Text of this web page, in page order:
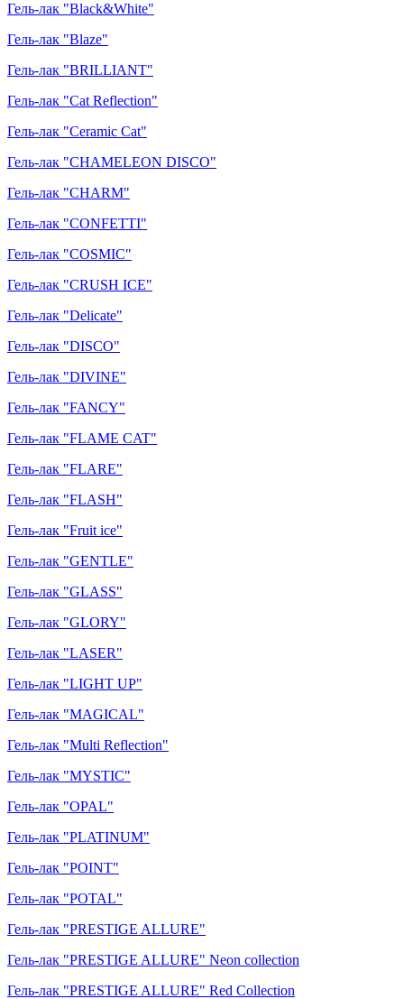
Гель-лак "Black&White"
Гель-лак "Blaze"
Гель-лак "BRILLIANT"
Гель-лак "Cat Reflection"
Гель-лак "Ceramic Cat"
Гель-лак "CHAMELEON DISCO"
Гель-лак "CHARM"
Гель-лак "CONFETTI"
Гель-лак "COSMIC"
Гель-лак "CRUSH ICE"
Гель-лак "Delicate"
Гель-лак "DISCO"
Гель-лак "DIVINE"
Гель-лак "FANCY"
Гель-лак "FLAME CAT"
Гель-лак "FLARE"
Гель-лак "FLASH"
Гель-лак "Fruit ice"
Гель-лак "GENTLE"
Гель-лак "GLASS"
Гель-лак "GLORY"
Гель-лак "LASER"
Гель-лак "LIGHT UP"
Гель-лак "MAGICAL"
Гель-лак "Multi Reflection"
Гель-лак "MYSTIC"
Гель-лак "OPAL"
Гель-лак "PLATINUM"
Гель-лак "POINT"
Гель-лак "POTAL"
Гель-лак "PRESTIGE ALLURE"
Гель-лак "PRESTIGE ALLURE" Neon collection
Гель-лак "PRESTIGE ALLURE" Red Collection